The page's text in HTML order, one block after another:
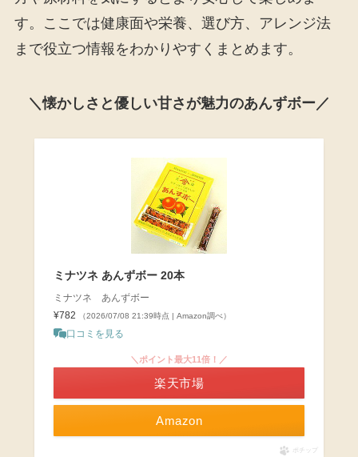
す。ここでは健康面や栄養、選び方、アレンジ法
まで役立つ情報をわかりやすくまとめます。
＼懐かしさと優しい甘さが魅力のあんずボー／
ミナツネ あんずボー 20本
ミナツネ あんずボー
¥782
（2026/07/08 21:39時点 | Amazon調べ）
口コミを見る
Amazon
＼ポイント最大11倍！／
楽天市場
ポチップ